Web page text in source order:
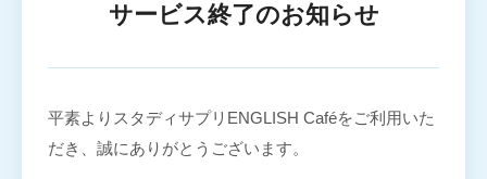
サービス終了のお知らせ
平素よりスタディサプリENGLISH Caféをご利用いた
だき、誠にありがとうございます。